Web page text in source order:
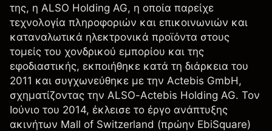
της, η ALSO Holding AG, η οποία παρείχε
τεχνολογία πληροφοριών και επικοινωνιών και
καταναλωτικά ηλεκτρονικά προϊόντα στους
τομείς του χονδρικού εμπορίου και της
εφοδιαστικής, εκποιήθηκε κατά τη διάρκεια του
2011 και συγχωνεύθηκε με την Actebis GmbH,
σχηματίζοντας την ALSO-Actebis Holding AG. Τον
Ιούνιο του 2014, έκλεισε το έργο ανάπτυξης
ακινήτων Mall of Switzerland (πρώην EbiSquare)